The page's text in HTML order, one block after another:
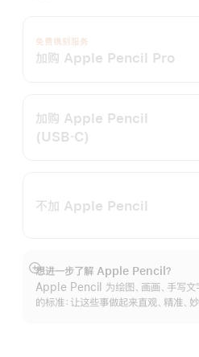
免费镌刻服务
加购 Apple Pencil Pro
加购 Apple Pencil
(USB‑C)
不加 Apple Pencil
想进一步了解 Apple Pencil？
Apple Pencil 为绘图、画画、手写文
的标准：让这些事做起来直观、精准、妙
展
开